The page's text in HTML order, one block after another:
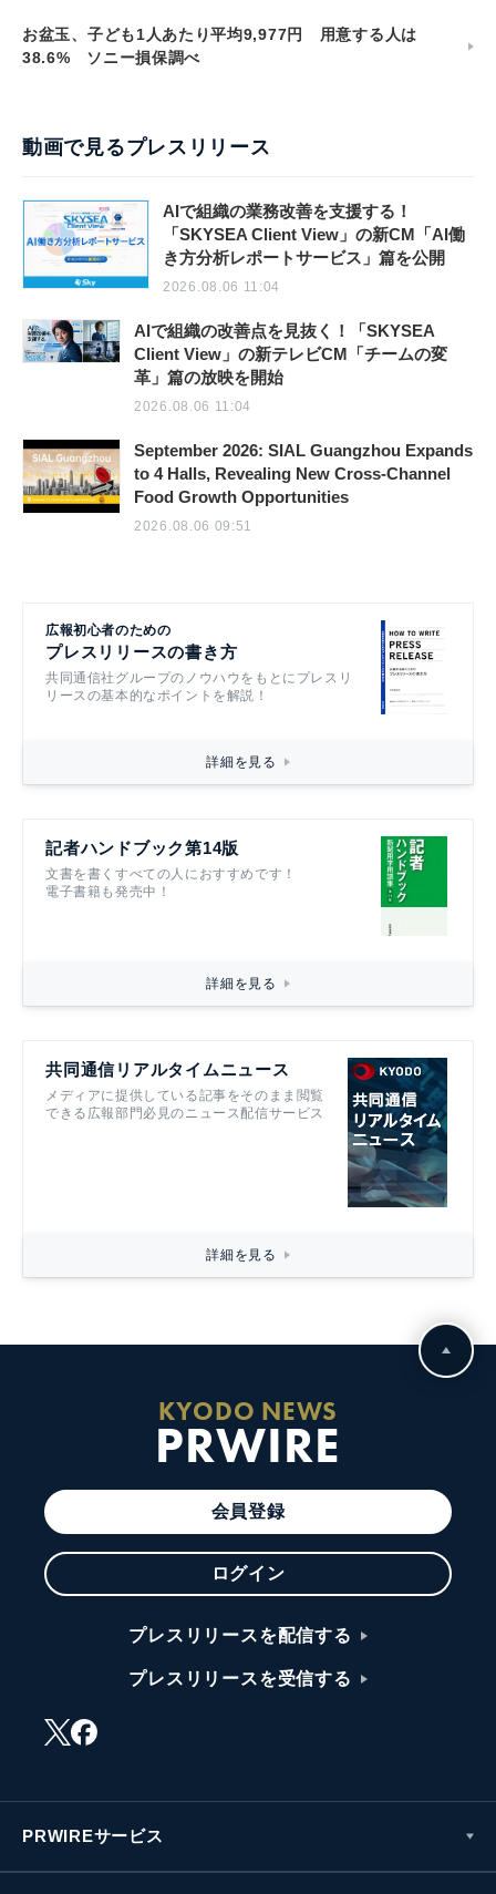
お盆玉、子ども1人あたり平均9,977円 用意する人は
38.6% ソニー損保調べ
動画で見るプレスリリース
AIで組織の業務改善を支援する！
「SKYSEA Client View」の新CM「AI働
き方分析レポートサービス」篇を公開
2026.08.06 11:04
AIで組織の改善点を見抜く！「SKYSEA
Client View」の新テレビCM「チームの変
革」篇の放映を開始
2026.08.06 11:04
September 2026: SIAL Guangzhou Expands
to 4 Halls, Revealing New Cross-Channel
Food Growth Opportunities
2026.08.06 09:51
広報初心者のための
プレスリリースの書き方
共同通信社グループのノウハウをもとにプレスリ
リースの基本的なポイントを解説！
詳細を見る
記者ハンドブック第14版
文書を書くすべての人におすすめです！
電子書籍も発売中！
詳細を見る
共同通信リアルタイムニュース
メディアに提供している記事をそのまま閲覧
できる広報部門必見のニュース配信サービス
詳細を見る
KYODO NEWS
PRWIRE
会員登録
ログイン
プレスリリースを配信する
プレスリリースを受信する
PRWIREサービス